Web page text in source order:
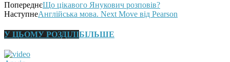
ПопереднєЩо цікавого Янукович розповів?
НаступнеАнглійська мова. Next Move від Pearson
У ЦЬОМУ РОЗДІЛІБІЛЬШЕ